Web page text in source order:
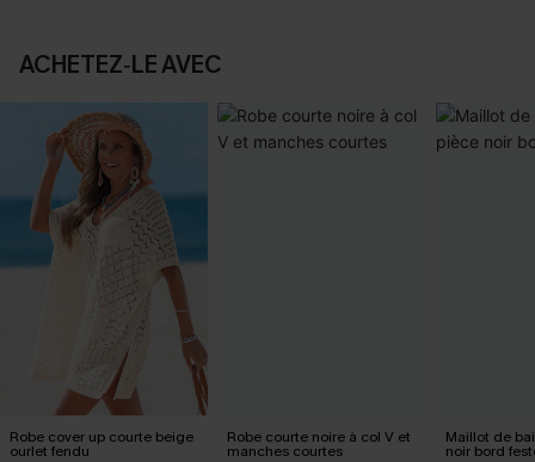
ACHETEZ‑LE AVEC
Robe cover up courte beige
ourlet fendu
Robe courte noire à col V et
manches courtes
Maillot de
noir bord